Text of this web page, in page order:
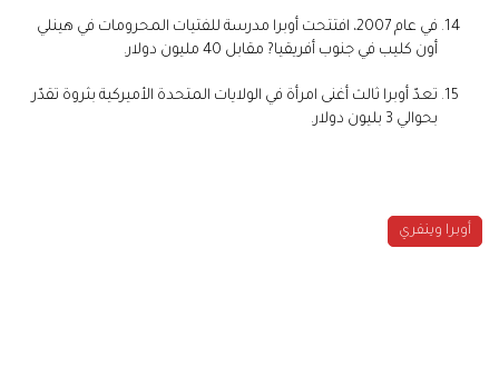
في عام 2007، افتتحت أوبرا مدرسة للفتيات المحرومات في هينلي
أون كليب في جنوب أفريقيا? مقابل 40 مليون دولار.
تعدّ أوبرا ثالث أغنى امرأة في الولايات المتحدة الأميركية بثروة تقدّر
بحوالي 3 بليون دولار.
أوبرا وينفري